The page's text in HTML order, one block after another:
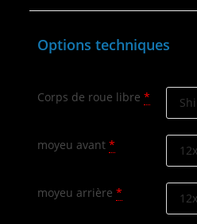
Options techniques
Corps de roue libre *
moyeu avant *
moyeu arrière *